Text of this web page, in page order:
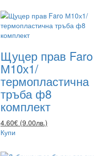
Щуцер прав Faro
М10х1/
термопластична
тръба ф8
комплект
4.60€ (9.00лв.)
Купи